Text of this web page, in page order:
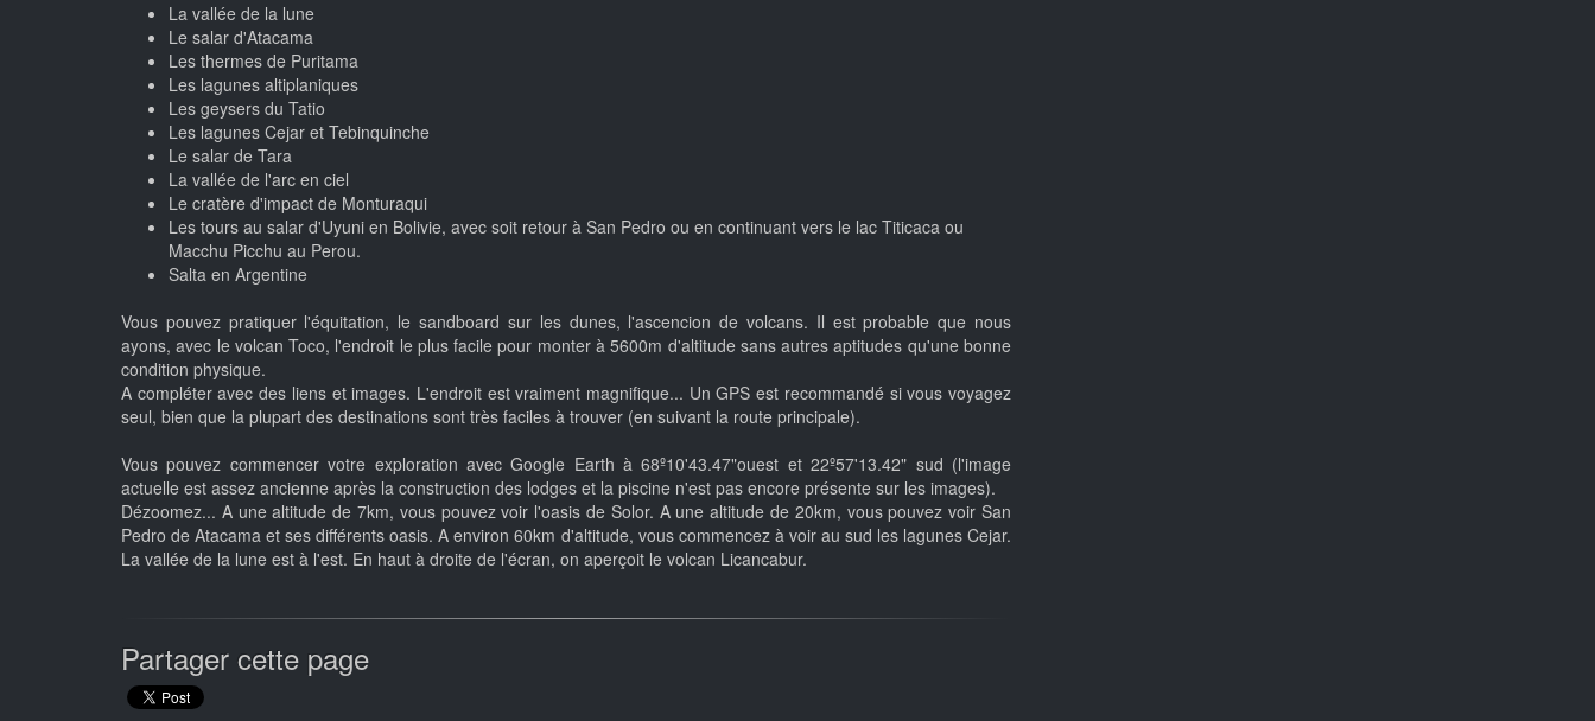
La vallée de la lune
Le salar d'Atacama
Les thermes de Puritama
Les lagunes altiplaniques
Les geysers du Tatio
Les lagunes Cejar et Tebinquinche
Le salar de Tara
La vallée de l'arc en ciel
Le cratère d'impact de Monturaqui
Les tours au salar d'Uyuni en Bolivie, avec soit retour à San Pedro ou en continuant vers le lac Titicaca ou
Macchu Picchu au Perou.
Salta en Argentine
Vous pouvez pratiquer l'équitation, le sandboard sur les dunes, l'ascencion de volcans. Il est probable que nous
ayons, avec le volcan Toco, l'endroit le plus facile pour monter à 5600m d'altitude sans autres aptitudes qu'une bonne
condition physique.
A compléter avec des liens et images. L'endroit est vraiment magnifique... Un GPS est recommandé si vous voyagez
seul, bien que la plupart des destinations sont très faciles à trouver (en suivant la route principale).
Vous pouvez commencer votre exploration avec Google Earth à 68º10'43.47"ouest et 22º57'13.42" sud (l'image
actuelle est assez ancienne après la construction des lodges et la piscine n'est pas encore présente sur les images).
Dézoomez... A une altitude de 7km, vous pouvez voir l'oasis de Solor. A une altitude de 20km, vous pouvez voir San
Pedro de Atacama et ses différents oasis. A environ 60km d'altitude, vous commencez à voir au sud les lagunes Cejar.
La vallée de la lune est à l'est. En haut à droite de l'écran, on aperçoit le volcan Licancabur.
Partager cette page